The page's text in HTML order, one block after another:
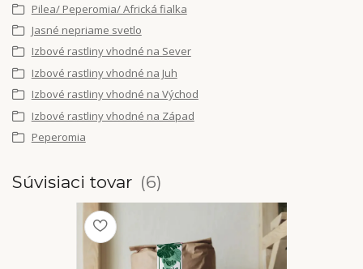
Pilea/ Peperomia/ Africká fialka
Jasné nepriame svetlo
Izbové rastliny vhodné na Sever
Izbové rastliny vhodné na Juh
Izbové rastliny vhodné na Východ
Izbové rastliny vhodné na Západ
Peperomia
Súvisiaci tovar 6